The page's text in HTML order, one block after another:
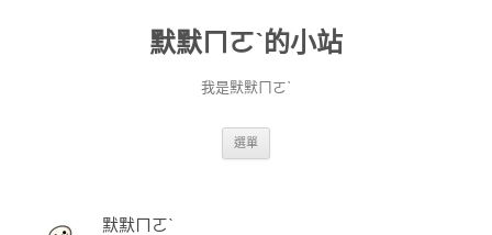
默默ㄇㄛˋ的小站
我是默默ㄇㄛˋ
選單
默默ㄇㄛˋ